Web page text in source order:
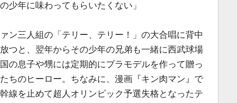
少年に味わってもらいたくない」
ン三人組の「テリー、テリー！」の大合唱に背中
つと、翌年からその少年の兄弟も一緒に西武球場
の息子や甥には定期的にプラモデルを作って贈っ
ちのヒーロー。ちなみに、漫画『キン肉マン』で
線を止めて超人オリンピック予選失格となったテ